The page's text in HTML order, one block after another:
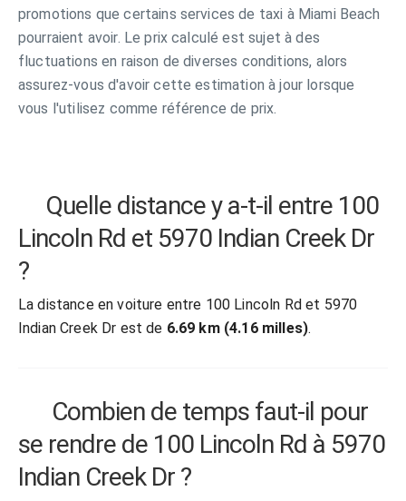
promotions que certains services de taxi à Miami Beach
pourraient avoir. Le prix calculé est sujet à des
fluctuations en raison de diverses conditions, alors
assurez-vous d'avoir cette estimation à jour lorsque
vous l'utilisez comme référence de prix.
Quelle distance y a-t-il entre 100
Lincoln Rd et 5970 Indian Creek Dr
?
La distance en voiture entre 100 Lincoln Rd et 5970
Indian Creek Dr est de 6.69 km (4.16 milles).
Combien de temps faut-il pour
se rendre de 100 Lincoln Rd à 5970
Indian Creek Dr ?